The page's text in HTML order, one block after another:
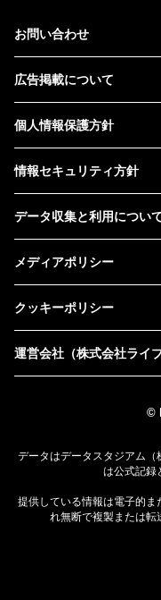
お問い合わせ
広告掲載について
個人情報保護方針
情報セキュリティ方針
データ収集と利用につい
メディアポリシー
クッキーポリシー
運営会社（株式会社ライブ
©
データはデータスタジアム（
は公式記録
提供している情報は電子的
れ無断で複製または転